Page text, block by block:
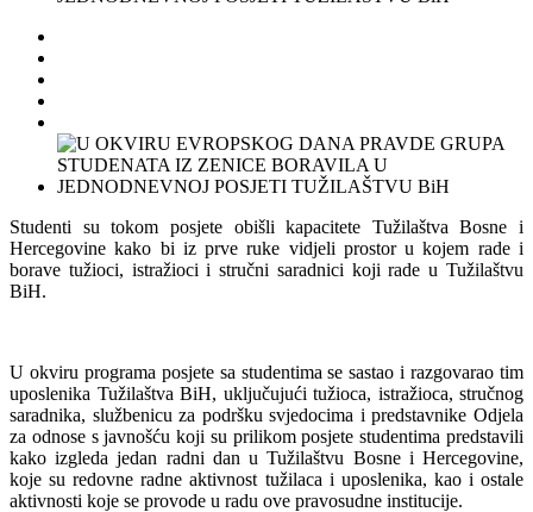
Studenti su tokom posjete obišli kapacitete Tužilaštva Bosne i
Hercegovine kako bi iz prve ruke vidjeli prostor u kojem rade i
borave tužioci, istražioci i stručni saradnici koji rade u Tužilaštvu
BiH.
U okviru programa posjete sa studentima se sastao i razgovarao tim
uposlenika Tužilaštva BiH, uključujući tužioca, istražioca, stručnog
saradnika, službenicu za podršku svjedocima i predstavnike Odjela
za odnose s javnošću koji su prilikom posjete studentima predstavili
kako izgleda jedan radni dan u Tužilaštvu Bosne i Hercegovine,
koje su redovne radne aktivnost tužilaca i uposlenika, kao i ostale
aktivnosti koje se provode u radu ove pravosudne institucije.